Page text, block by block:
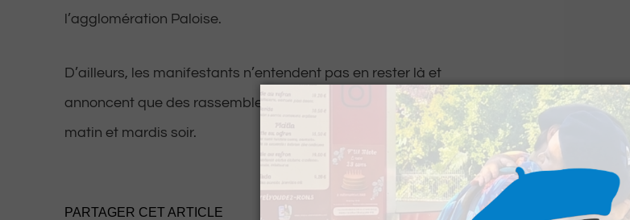
l’agglomération Paloise.
D’ailleurs, les manifestants n’entendent pas en rester là et
annoncent que des rassemblements auront lieux tous les samedis
matin et mardis soir.
PARTAGER CET ARTICLE